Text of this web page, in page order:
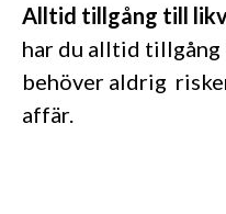
Alltid tillgång till
har du alltid
behöver aldrig
affär.